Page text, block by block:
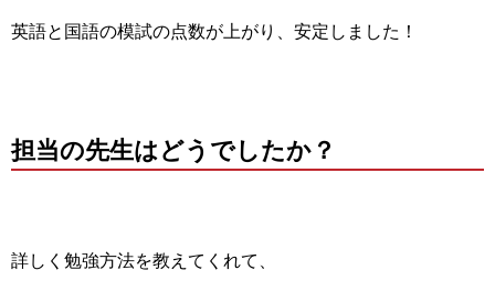
英語と国語の模試の点数が上がり、安定しました！
担当の先生はどうでしたか？
詳しく勉強方法を教えてくれて、